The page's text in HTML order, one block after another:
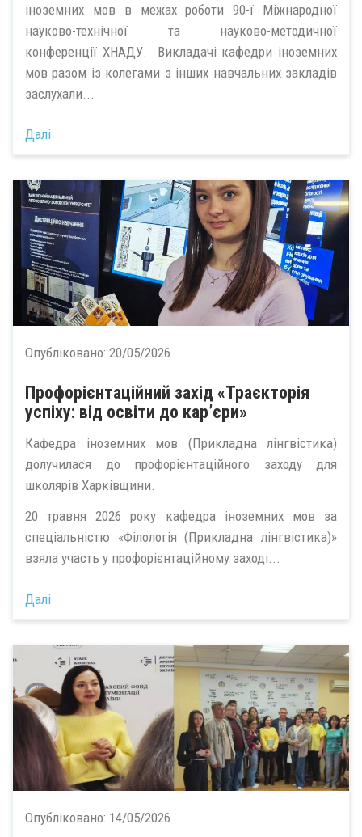
іноземних мов в межах роботи 90-ї Міжнародної
науково-технічної та науково-методичної
конференції ХНАДУ. Викладачі кафедри іноземних
мов разом із колегами з інших навчальних закладів
заслухали...
Далі
Опубліковано: 20/05/2026
Профорієнтаційний захід «Траєкторія
успіху: від освіти до кар’єри»
Кафедра іноземних мов (Прикладна лінгвістика)
долучилася до профорієнтаційного заходу для
школярів Харківщини.
20 травня 2026 року кафедра іноземних мов за
спеціальністю «Філологія (Прикладна лінгвістика)»
взяла участь у профорієнтаційному заході...
Далі
Опубліковано: 14/05/2026